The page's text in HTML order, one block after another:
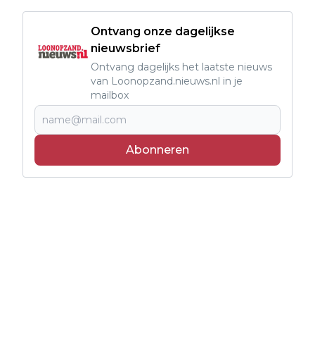
Ontvang onze dagelijkse
nieuwsbrief
Ontvang dagelijks het laatste nieuws
van Loonopzand.nieuws.nl in je
mailbox
Abonneren